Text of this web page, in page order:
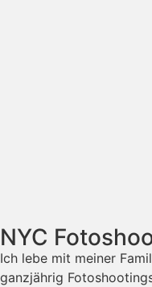
NYC
Ich lebe mit meiner
ganzjährig